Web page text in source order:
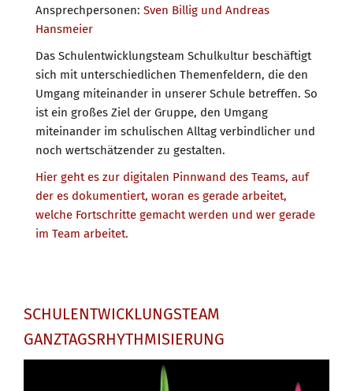
Ansprechpersonen: Sven Billig und Andreas
Hansmeier
Das Schulentwicklungsteam Schulkultur beschäftigt
sich mit unterschiedlichen Themenfeldern, die den
Umgang miteinander in unserer Schule betreffen. So
ist ein großes Ziel der Gruppe, den Umgang
miteinander im schulischen Alltag verbindlicher und
noch wertschätzender zu gestalten.
Hier geht es zur digitalen Pinnwand des Teams, auf
der es dokumentiert, woran es gerade arbeitet,
welche Fortschritte gemacht werden und wer gerade
im Team arbeitet.
SCHULENTWICKLUNGSTEAM
GANZTAGSRHYTHMISIERUNG